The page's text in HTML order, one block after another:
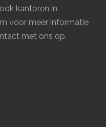
kantoren in
voor meer informatie
met ons op.